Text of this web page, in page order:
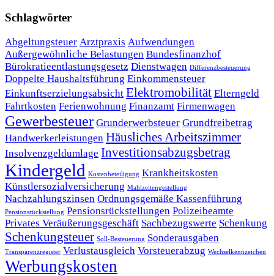
Schlagwörter
Abgeltungsteuer Arztpraxis Aufwendungen
Außergewöhnliche Belastungen Bundesfinanzhof
Bürokratieentlastungsgesetz Dienstwagen Differenzbesteuerung
Doppelte Haushaltsführung Einkommensteuer
Einkunftserzielungsabsicht Elektromobilität Elterngeld
Fahrtkosten Ferienwohnung Finanzamt Firmenwagen
Gewerbesteuer Grunderwerbsteuer Grundfreibetrag
Handwerkerleistungen Häusliches Arbeitszimmer
Insolvenzgeldumlage Investitionsabzugsbetrag
Kindergeld Kostenbeteiligung Krankheitskosten
Künstlersozialversicherung Mahlzeitengestellung
Nachzahlungszinsen Ordnungsgemäße Kassenführung
Pensionsrückstellung Pensionsrückstellungen Polizeibeamte
Privates Veräußerungsgeschäft Sachbezugswerte Schenkung
Schenkungsteuer Soll-Besteuerung Sonderausgaben
Transparenzregister Verlustausgleich Vorsteuerabzug Wechselkennzeichen
Werbungskosten